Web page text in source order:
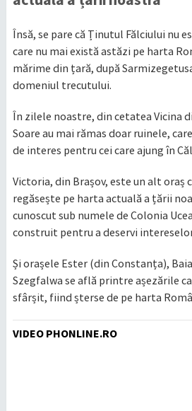
Însă, se pare că Ținutul Fălciului nu
care nu mai există astăzi pe harta
mărime din țară, după
domeniul trecutului.
În zilele noastre, din cetatea Vicina
Soare au mai rămas doar ruinele,
de interes pentru cei care ajung în
Victoria, din Brașov, este un alt oraș
regăsește pe harta actuală a țării
cunoscut sub numele de Colonia
construit pentru a deservi
Și orașele Ester (din Constanța),
Szegfalwa se află printre așezările
sfârșit, fiind șterse de pe harta
VIDEO PHONLINE.RO